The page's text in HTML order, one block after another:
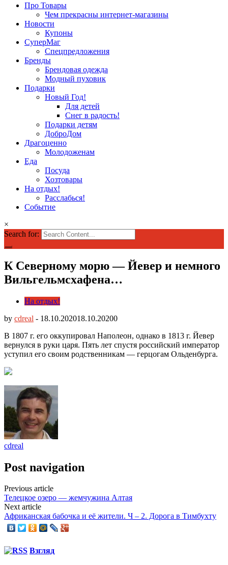
Про Товары
Чем прекрасны интернет-магазины
Новости
Купоны
СуперМаг
Спецпредложения
Бренды
Брендовая одежда
Модный пуховик
Подарки
Новый Год!
Для детей
Снег в радость!
Подарки детям
ДоброДом
Драгоценно
Молодоженам
Еда
Посуда
Хозтовары
На отдых!
Расслабься!
Событие
×
Search for:
К Северному морю — Йевер и немного
Вильгельмсхафенa…
На отдых!
by cdreal - 18.10.202018.10.20200
В 1807 г. его оккупировал Наполеон, однако в 1813 г. Йевер
вернулся в руки царя. Пять лет спустя российский император
уступил его своим родственникам — герцогам Ольденбурга.
cdreal
Post navigation
Previous article
Телецкое озеро — жемчужина Алтая
Next article
Африканская бабочка и её жители. Ч – 2. Дорога в Тимбухту
Взгляд